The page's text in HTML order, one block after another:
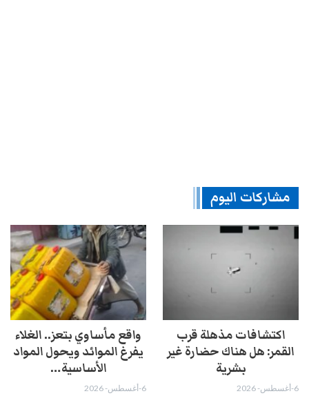
مشاركات اليوم
اكتشافات مذهلة قرب
القمر: هل هناك حضارة غير
بشرية
6-أغسطس- 2026
واقع مأساوي بتعز.. الغلاء
يفرغ الموائد ويحول المواد
الأساسية…
6-أغسطس- 2026